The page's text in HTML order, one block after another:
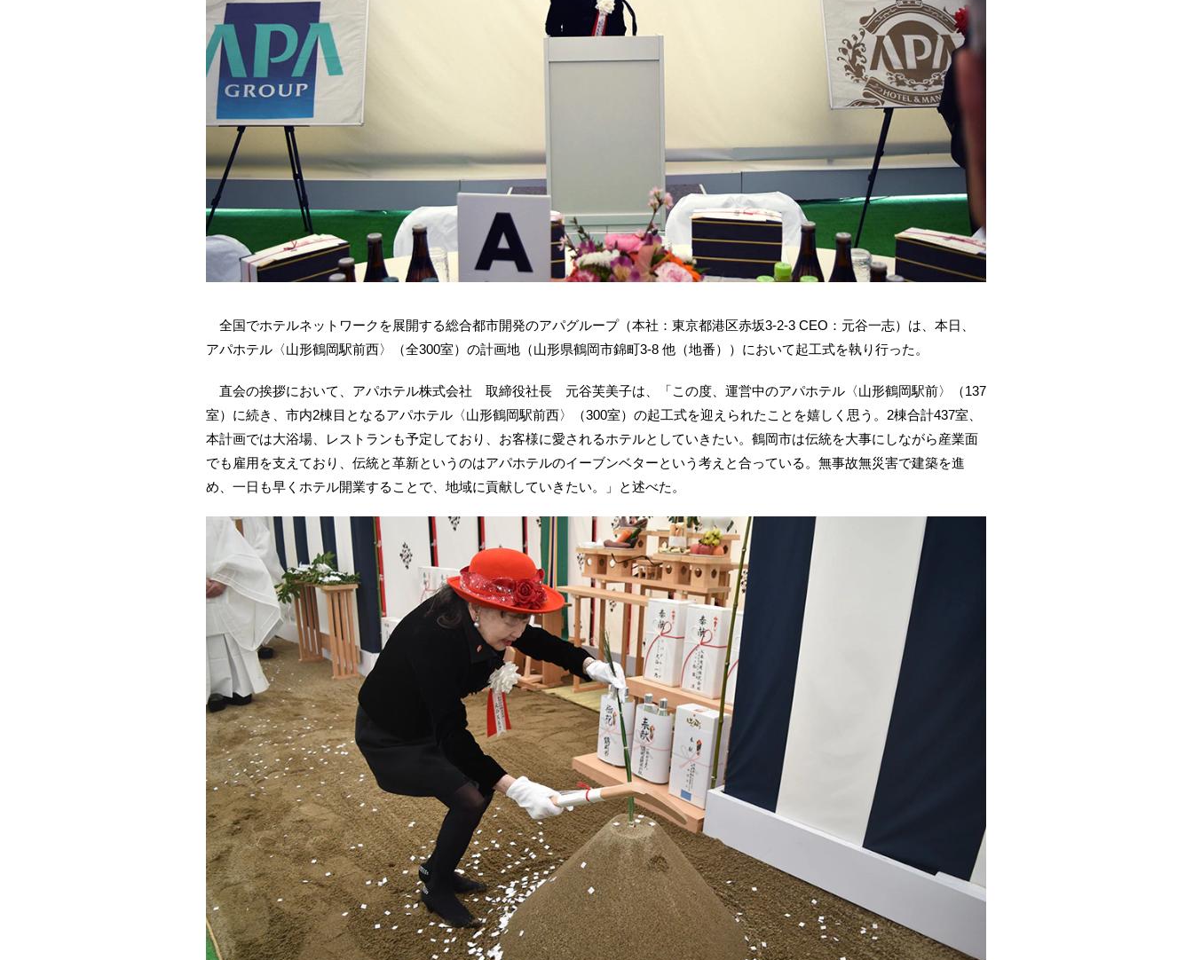
全国でホテルネットワークを展開する総合都市開発のアパグループ（本社：東京都港区赤坂3-2-3 CEO：元谷一志）は、本日、
アパホテル〈山形鶴岡駅前西〉（全300室）の計画地（山形県鶴岡市錦町3-8 他（地番））において起工式を執り行った。
直会の挨拶において、アパホテル株式会社 取締役社長 元谷芙美子は、「この度、運営中のアパホテル〈山形鶴岡駅前〉（137
室）に続き、市内2棟目となるアパホテル〈山形鶴岡駅前西〉（300室）の起工式を迎えられたことを嬉しく思う。2棟合計437室、
本計画では大浴場、レストランも予定しており、お客様に愛されるホテルとしていきたい。鶴岡市は伝統を大事にしながら産業面
でも雇用を支えており、伝統と革新というのはアパホテルのイーブンベターという考えと合っている。無事故無災害で建築を進
め、一日も早くホテル開業することで、地域に貢献していきたい。」と述べた。